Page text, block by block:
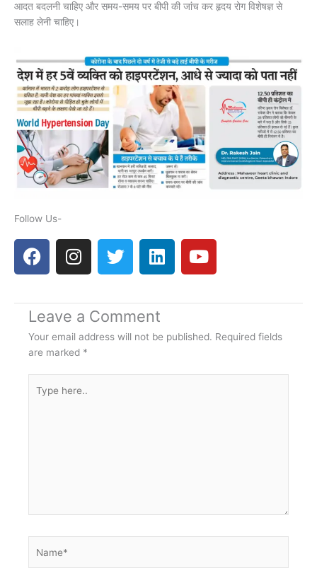
आदत बदलनी चाहिए और समय-समय पर बीपी की जांच कर हृदय रोग विशेषज्ञ से
सलाह लेनी चाहिए।
Follow Us-
F
a
e
b
o
o
k
I
n
t
a
g
r
a
m
T
w
t
t
e
L
i
k
e
d
n
Y
o
t
b
Leave a Comment
Your email address will not be published. Required fields
are marked *
here..